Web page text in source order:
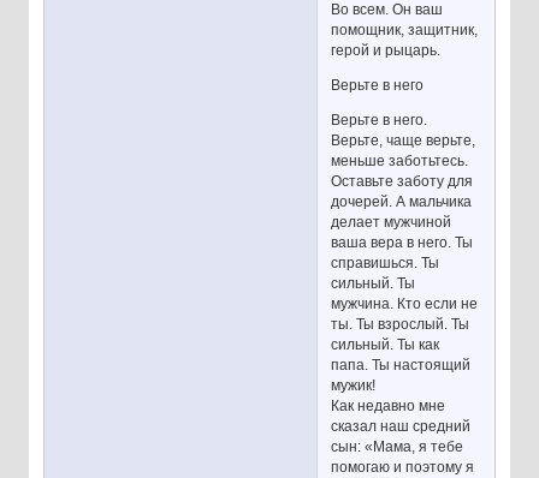
Во всем. Он ваш
помощник, защитник,
герой и рыцарь.
Верьте в него
Верьте в него.
Верьте, чаще верьте,
меньше заботьтесь.
Оставьте заботу для
дочерей. А мальчика
делает мужчиной
ваша вера в него. Ты
справишься. Ты
сильный. Ты
мужчина. Кто если не
ты. Ты взрослый. Ты
сильный. Ты как
папа. Ты настоящий
мужик!
Как недавно мне
сказал наш средний
сын: «Мама, я тебе
помогаю и поэтому я